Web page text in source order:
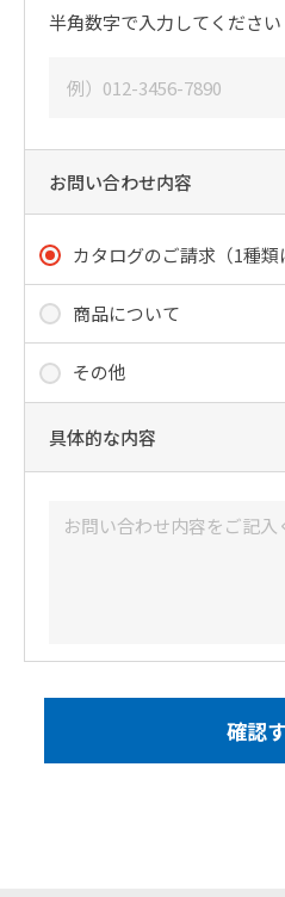
半角数字で入力してください
お問い合わせ内容
カタログのご請求（1種類
商品について
その他
具体的な内容